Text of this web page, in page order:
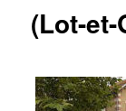
(Lot-et-